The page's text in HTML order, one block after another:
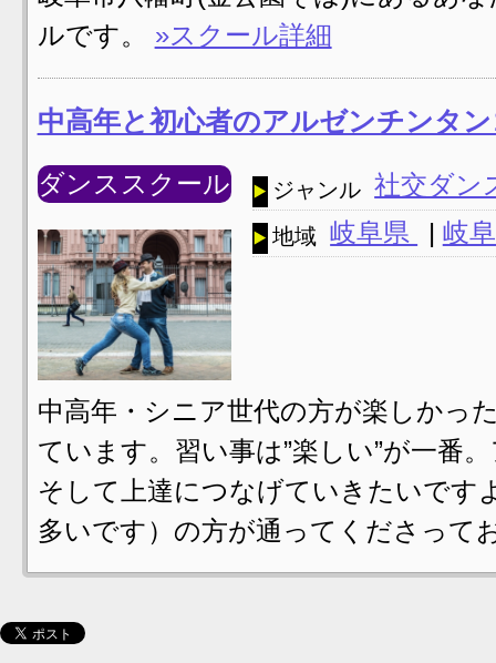
ルです。 »スクール詳細
中高年と初心者のアルゼンチンタ
ダンススクール ジャンル 社交ダン
地域 岐阜県 | 岐
中高年・シニア世代の方が楽しかっ
ています。習い事は”楽しい”が一番
そして上達につなげていきたいです
多いです）の方が通ってくださっ